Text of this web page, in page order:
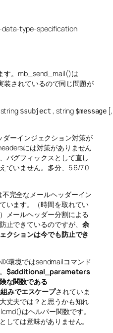
data-type-specification
す。mb_send_mail()は
装されているので同じ問題が
string $subject , string $message
ーインジェクション対策が
には対策がありません
バグフィックスとして直し
ていません。多分、5.6/7.0
完全なメールヘッダーイン
います。（時間を取れてい
メールヘッダー分割による
止できているのですが、 余
クションは今でも防止でき
環境ではsendmailコマンド
$additional_parameters
な関数である
みでエスケープされていま
丈夫では？と思うかも知れ
はヘルパー関数です。
しては意味がありません。